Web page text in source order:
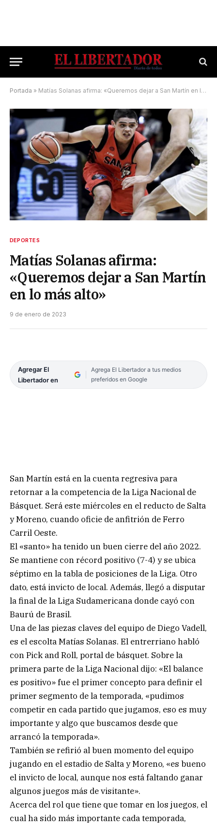
Portada » Matías Solanas afirma: «Queremos dejar a San Martín en lo más alto»
DEPORTES
Matías Solanas afirma:
«Queremos dejar a San Martín
en lo más alto»
9 de enero de 2023
Agregar El
Libertador en
Agrega El Libertador a tus medios
preferidos en Google
San Martín está en la cuenta regresiva para
retornar a la competencia de la Liga Nacional de
Básquet. Será este miércoles en el reducto de Salta
y Moreno, cuando oficie de anfitrión de Ferro
Carril Oeste.
El «santo» ha tenido un buen cierre del año 2022.
Se mantiene con récord positivo (7-4) y se ubica
séptimo en la tabla de posiciones de la Liga. Otro
dato, está invicto de local. Además, llegó a disputar
la final de la Liga Sudamericana donde cayó con
Baurú de Brasil.
Una de las piezas claves del equipo de Diego Vadell,
es el escolta Matías Solanas. El entrerriano habló
con Pick and Roll, portal de básquet. Sobre la
primera parte de la Liga Nacional dijo: «El balance
es positivo» fue el primer concepto para definir el
primer segmento de la temporada, «pudimos
competir en cada partido que jugamos, eso es muy
importante y algo que buscamos desde que
arrancó la temporada».
También se refirió al buen momento del equipo
jugando en el estadio de Salta y Moreno, «es bueno
el invicto de local, aunque nos está faltando ganar
algunos juegos más de visitante».
Acerca del rol que tiene que tomar en los juegos, el
cual ha sido más importante cada temporada,